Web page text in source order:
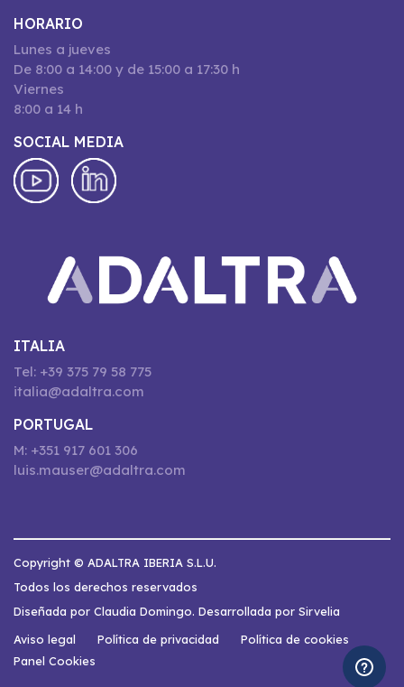
HORARIO
Lunes a jueves
De 8:00 a 14:00 y de 15:00 a 17:30 h
Viernes
8:00 a 14 h
SOCIAL MEDIA
ITALIA
Tel: +39 375 79 58 775
italia@adaltra.com
PORTUGAL
M: +351 917 601 306
luis.mauser@adaltra.com
Copyright © ADALTRA IBERIA S.L.U.
Todos los derechos reservados
Diseñada por Claudia Domingo. Desarrollada por Sirvelia
Aviso legal
Política de privacidad
Política de cookies
Panel Cookies